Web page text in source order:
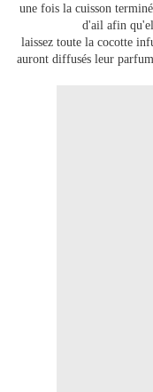
une fois la cuisson
d'ail afin
laissez toute la cocotte
auront diffusés leur